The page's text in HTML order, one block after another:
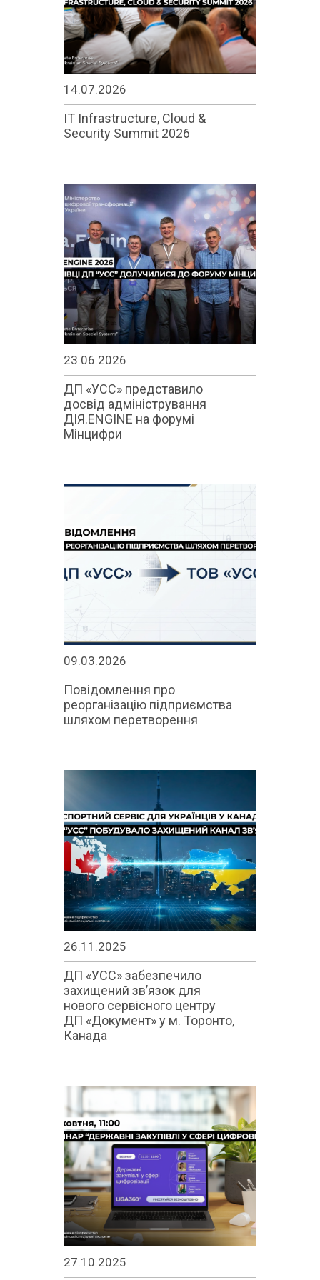
Централізована закупівельна організація
Колокейшн
Захищений вузол Інтернет – доступу
КОНТАКТИ
14.07.2026
IT Infrastructure, Cloud &
Security Summit 2026
23.06.2026
ДП «УСС» представило
досвід адміністрування
ДІЯ.ENGINE на форумі
Мінцифри
09.03.2026
Повідомлення про
реорганізацію підприємства
шляхом перетворення
26.11.2025
ДП «УСС» забезпечило
захищений зв’язок для
нового сервісного центру
ДП «Документ» у м. Торонто,
Канада
27.10.2025